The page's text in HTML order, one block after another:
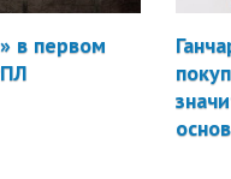
в первом